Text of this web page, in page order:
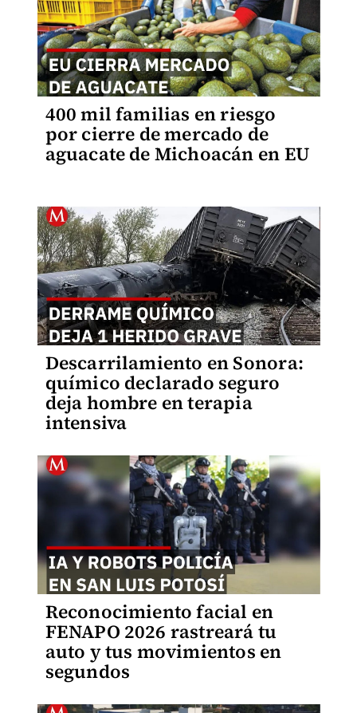
400 mil familias en riesgo
por cierre de mercado de
aguacate de Michoacán en EU
Descarrilamiento en Sonora:
químico declarado seguro
deja hombre en terapia
intensiva
Reconocimiento facial en
FENAPO 2026 rastreará tu
auto y tus movimientos en
segundos